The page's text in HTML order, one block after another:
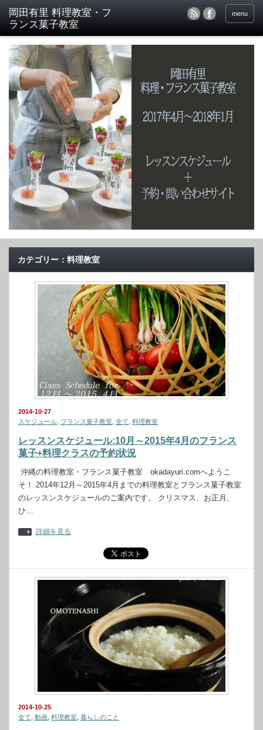
menu
カテゴリー：料理教室
2014-10-27
スケジュール フランス菓子教室 全て 料理教室
レッスンスケジュール:10月～2015年4月のフランス
菓子+料理クラスの予約状況
沖縄の料理教室・フランス菓子教室 okadayuri.comへようこ
そ！ 2014年12月～2015年4月までの料理教室とフランス菓子教室
のレッスンスケジュールのご案内です。 クリスマス、お正月、
ひ…
詳細を見る
2014-10-25
全て 動画 料理教室 暮らしのこと